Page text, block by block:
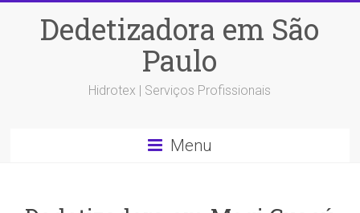
Dedetizadora em São
Paulo
Hidrotex | Serviços Profissionais
Menu